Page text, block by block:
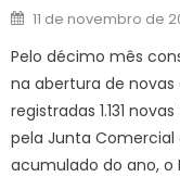
Posted
on
11 de novembro de
Pelo décimo mês
na abertura de
registradas 1.131
pela Junta Comercial
acumulado do ano, o